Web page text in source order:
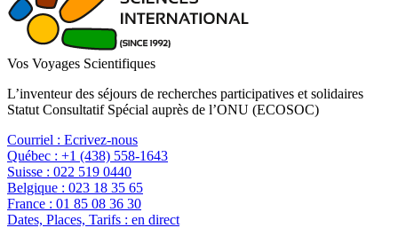
Vos Voyages Scientifiques
L’inventeur des séjours de recherches participatives et solidaires
Statut Consultatif Spécial auprès de l’ONU (ECOSOC)
Courriel : Ecrivez-nous
Québec : +1 (438) 558-1643
Suisse : 022 519 0440
Belgique : 023 18 35 65
France : 01 85 08 36 30
Dates, Places, Tarifs : en direct